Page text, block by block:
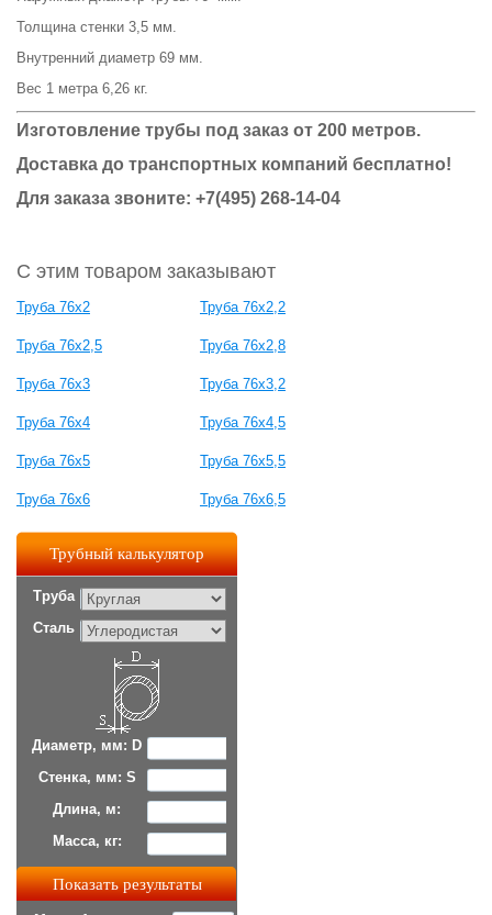
Толщина стенки 3,5 мм.
Внутренний диаметр 69 мм.
Вес 1 метра 6,26 кг.
Изготовление трубы под заказ от 200 метров.
Доставка до транспортных компаний бесплатно!
Для заказа звоните: +7(495) 268-14-04
С этим товаром заказывают
Труба 76x2 Труба 76x2,2
Труба 76x2,5 Труба 76x2,8
Труба 76x3 Труба 76x3,2
Труба 76x4 Труба 76x4,5
Труба 76x5 Труба 76x5,5
Труба 76x6 Труба 76x6,5
Трубный калькулятор
Труба
Сталь
Диаметр, мм: D
Стенка, мм: S
Длина, м:
Масса, кг: